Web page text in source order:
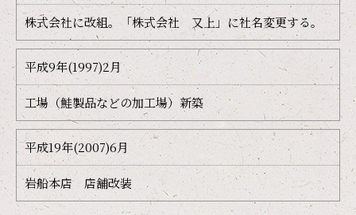
株式会社に改組。「株式会社 又上」に社名変更する。
平成9年(1997)2月
工場（鮭製品などの加工場）新築
平成19年(2007)6月
岩船本店 店舗改装